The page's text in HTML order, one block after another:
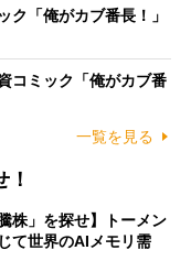
「俺がカブ番長！」
コミック「俺がカブ番
一覧を見る
株」を探せ】トーメン
て世界のAIメモリ需